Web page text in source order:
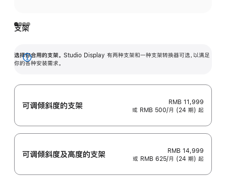
支架
选择你合用的支架。 Studio Display 有两种支架和一种支架转换器可选，以满足
你的各种安装需求。
展
可调倾斜度的支架
RMB 11,999
或 RMB 500/月 (24 期) 起
可调倾斜度及高‍度的支‍架
RMB 14,999
或 RMB 625/月 (24 期) 起